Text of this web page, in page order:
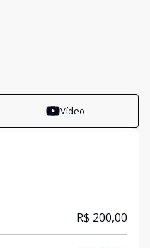
Vídeo
R$ 200,00